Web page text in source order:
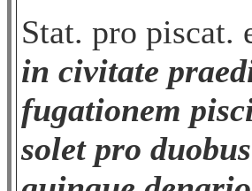
Stat. pro
in civitate
fugationem
solet pro